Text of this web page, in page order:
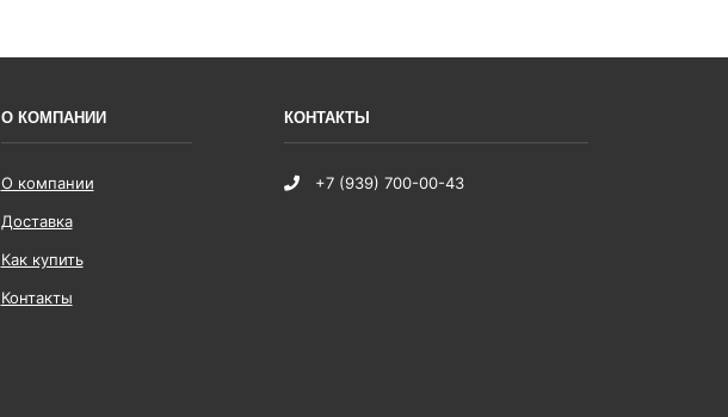
О КОМПАНИИ
О компании
Доставка
Как купить
Контакты
КОНТАКТЫ
+7 (939) 700-00-43